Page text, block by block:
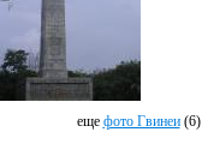
еще фото Гвинеи(6)